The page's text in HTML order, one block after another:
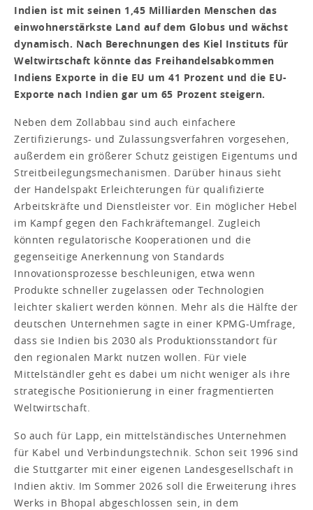
Indien ist mit seinen 1,45 Milliarden Menschen das
einwohnerstärkste Land auf dem Globus und wächst
dynamisch. Nach Berechnungen des Kiel Instituts für
Weltwirtschaft könnte das Freihandelsabkommen
Indiens Exporte in die EU um 41 Prozent und die EU-
Exporte nach Indien gar um 65 Prozent steigern.
Neben dem Zollabbau sind auch einfachere
Zertifizierungs- und Zulassungsverfahren vorgesehen,
außerdem ein größerer Schutz geistigen Eigentums und
Streitbeilegungsmechanismen. Darüber hinaus sieht
der Handelspakt Erleichterungen für qualifizierte
Arbeitskräfte und Dienstleister vor. Ein möglicher Hebel
im Kampf gegen den Fachkräftemangel. Zugleich
könnten regulatorische Kooperationen und die
gegenseitige Anerkennung von Standards
Innovationsprozesse beschleunigen, etwa wenn
Produkte schneller zugelassen oder Technologien
leichter skaliert werden können. Mehr als die Hälfte der
deutschen Unternehmen sagte in einer KPMG-Umfrage,
dass sie Indien bis 2030 als Produktionsstandort für
den regionalen Markt nutzen wollen. Für viele
Mittelständler geht es dabei um nicht weniger als ihre
strategische Positionierung in einer fragmentierten
Weltwirtschaft.
So auch für Lapp, ein mittelständisches Unternehmen
für Kabel und Verbindungstechnik. Schon seit 1996 sind
die Stuttgarter mit einer eigenen Landesgesellschaft in
Indien aktiv. Im Sommer 2026 soll die Erweiterung ihres
Werks in Bhopal abgeschlossen sein, in dem